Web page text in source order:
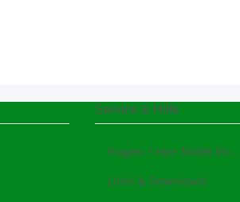
Service & Hilfe
Fragen ? Hier findet Ihr...
Links & Downloads